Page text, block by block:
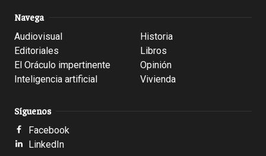
Navega
Audiovisual
Editoriales
El Oráculo impertinente
Inteligencia artificial
Historia
Libros
Opinión
Vivienda
Síguenos
Facebook
LinkedIn